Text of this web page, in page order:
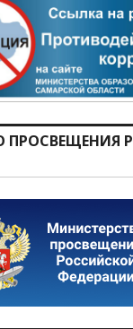
ПРОСВЕЩЕНИЯ